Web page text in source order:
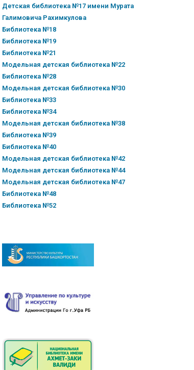
Детская библиотека №17 имени Мурата
Галимовича Рахимкулова
Библиотека №18
Библиотека №19
Библиотека №21
Модельная детская библиотека №22
Библиотека №28
Модельная детская библиотека №30
Библиотека №33
Библиотека №34
Модельная детская библиотека №38
Библиотека №39
Библиотека №40
Модельная детская библиотека №42
Модельная детская библиотека №44
Модельная детская библиотека №47
Библиотека №48
Библиотека №52